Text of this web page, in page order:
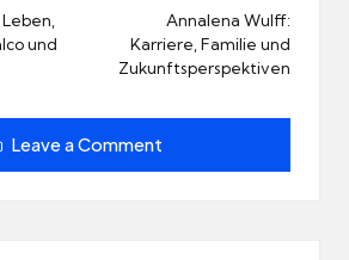
und
Annalena Wulff:
Karriere, Familie und
Zukunftsperspektiven
Leave a Comment